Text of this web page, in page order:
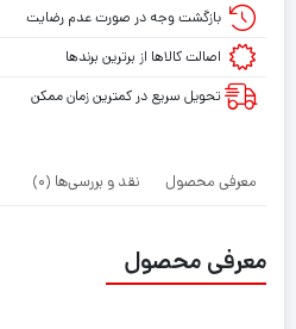
بازگشت وجه در صورت عدم رضایت
اصالت کالاها از برترین برندها
تحویل سریع در کمترین زمان ممکن
معرفی محصول نقد و بررسی‌ها (0)
معرفی محصول